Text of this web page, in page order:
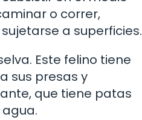
o correr,
a superficies.
Este felino tiene
sus presas y
que tiene patas